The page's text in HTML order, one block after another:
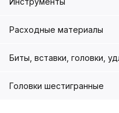
Расходные материалы
Биты, вставки, головки,
Головки шестигранные